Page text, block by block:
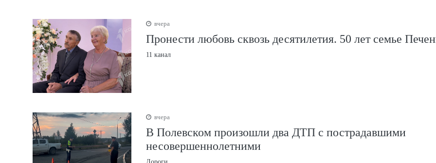
вчера
Пронести любовь сквозь десятилетия. 50 лет семье
11 канал
вчера
В Полевском произошли два ДТП с пострадавшими
несовершеннолетними